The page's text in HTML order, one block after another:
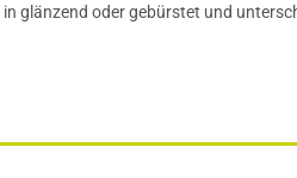
glänzend oder gebürstet und